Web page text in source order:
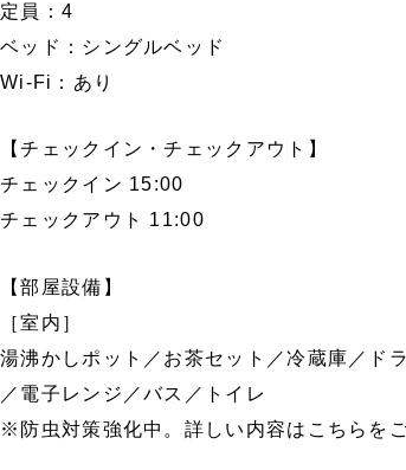
定員：4
ベッド：シングルベッド
Wi-Fi：あり
【チェックイン・チェックアウト】
チェックイン 15:00
チェックアウト 11:00
【部屋設備】
［室内］
湯沸かしポット／お茶セット／冷蔵庫／ド
／電子レンジ／バス／トイレ
※防虫対策強化中。詳しい内容は こちら を